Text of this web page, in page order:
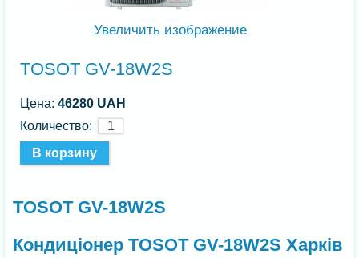
Увеличить изображение
TOSOT GV-18W2S
Цена:46280 UAH
Количество:
TOSOT GV-18W2S
Кондиціонер TOSOT GV-18W2S Харків